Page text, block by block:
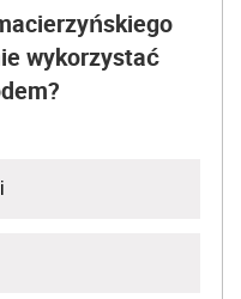
wykorzystać